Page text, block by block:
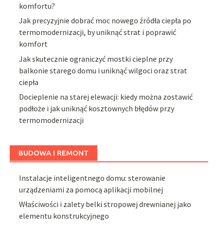
komfortu?
Jak precyzyjnie dobrać moc nowego źródła ciepła po
termomodernizacji, by uniknąć strat i poprawić
komfort
Jak skutecznie ograniczyć mostki cieplne przy
balkonie starego domu i uniknąć wilgoci oraz strat
ciepła
Docieplenie na starej elewacji: kiedy można zostawić
podłoże i jak uniknąć kosztownych błędów przy
termomodernizacji
BUDOWA I REMONT
Instalacje inteligentnego domu: sterowanie
urządzeniami za pomocą aplikacji mobilnej
Właściwości i zalety belki stropowej drewnianej jako
elementu konstrukcyjnego